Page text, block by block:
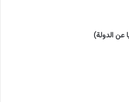
عن الدولة)